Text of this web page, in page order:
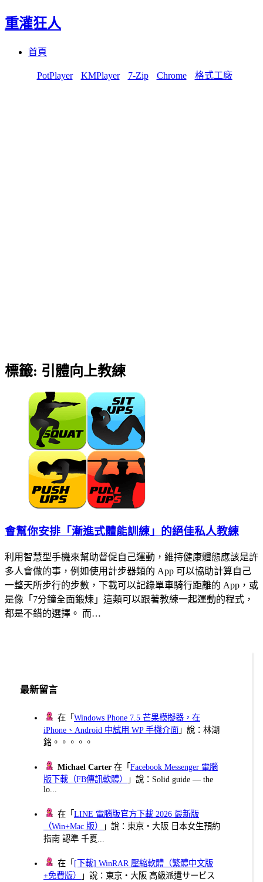
重灌狂人
首頁
PotPlayer KMPlayer 7-Zip Chrome 格式工廠
標籤: 引體向上教練
會幫你安排「漸進式體能訓練」的絕佳私人教練
利用智慧型手機來幫助督促自己運動，維持健康體態應該是許
多人會做的事，例如使用計步器類的 App 可以協助計算自己
一整天所步行的步數，下載可以記錄單車騎行距離的 App，或
是像「7分鐘全面鍛煉」這類可以跟著教練一起運動的程式，
都是不錯的選擇。 而…
最新留言
在「Windows Phone 7.5 芒果模擬器，在
iPhone、Android 中試用 WP 手機介面 」說：林湖
銘。。。。。
Michael Carter 在「Facebook Messenger 電腦
版下載（FB傳訊軟體）
」說：Solid guide — the
lo...
在「LINE 電腦版官方下載 2026 最新版
（Win+Mac 版）
」說：東京・大阪 日本女生預約
指南 認準 千夏...
在「 [下載] WinRAR 壓縮軟體（繁體中文版
+免費版）
」說：東京・大阪 高級派遣サービス